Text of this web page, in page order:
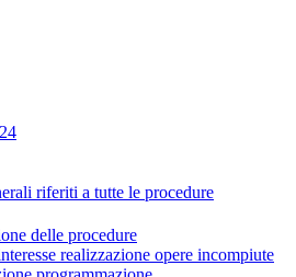
riferiti a tutte le procedure
delle procedure
realizzazione opere incompiute